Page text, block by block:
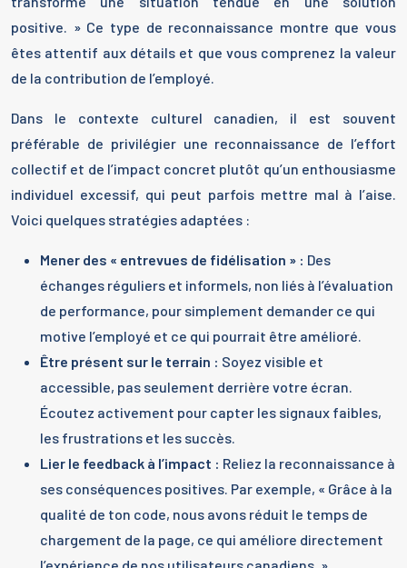
positive. » Ce type de reconnaissance montre que vous
êtes attentif aux détails et que vous comprenez la valeur
de la contribution de l’employé.
Dans le contexte culturel canadien, il est souvent
préférable de privilégier une reconnaissance de l’effort
collectif et de l’impact concret plutôt qu’un enthousiasme
individuel excessif, qui peut parfois mettre mal à l’aise.
Voici quelques stratégies adaptées :
Mener des « entrevues de fidélisation » : Des
échanges réguliers et informels, non liés à l’évaluation
de performance, pour simplement demander ce qui
motive l’employé et ce qui pourrait être amélioré.
Être présent sur le terrain : Soyez visible et
accessible, pas seulement derrière votre écran.
Écoutez activement pour capter les signaux faibles,
les frustrations et les succès.
Lier le feedback à l’impact : Reliez la reconnaissance à
ses conséquences positives. Par exemple, « Grâce à la
qualité de ton code, nous avons réduit le temps de
chargement de la page, ce qui améliore directement